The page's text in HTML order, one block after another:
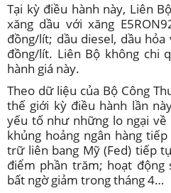
Tại kỳ điều hành này, Liên
xăng dầu với xăng
đồng/lít; dầu diesel, dầu
đồng/lít. Liên Bộ không chi
hành giá này.
Theo dữ liệu của Bộ Công
thế giới kỳ điều hành lần
yếu tố như những lo ngại
khủng hoảng ngân hàng
trữ liên bang Mỹ (Fed) tiếp
điểm phần trăm; hoạt động
bất ngờ giảm trong tháng 4…